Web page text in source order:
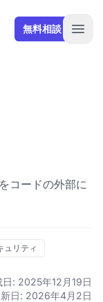
無料相談
コードの外部に
ュリティ
日: 2025年12月19日
日: 2026年4月2日